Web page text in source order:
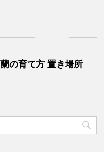
蘭の育て方 置き場所